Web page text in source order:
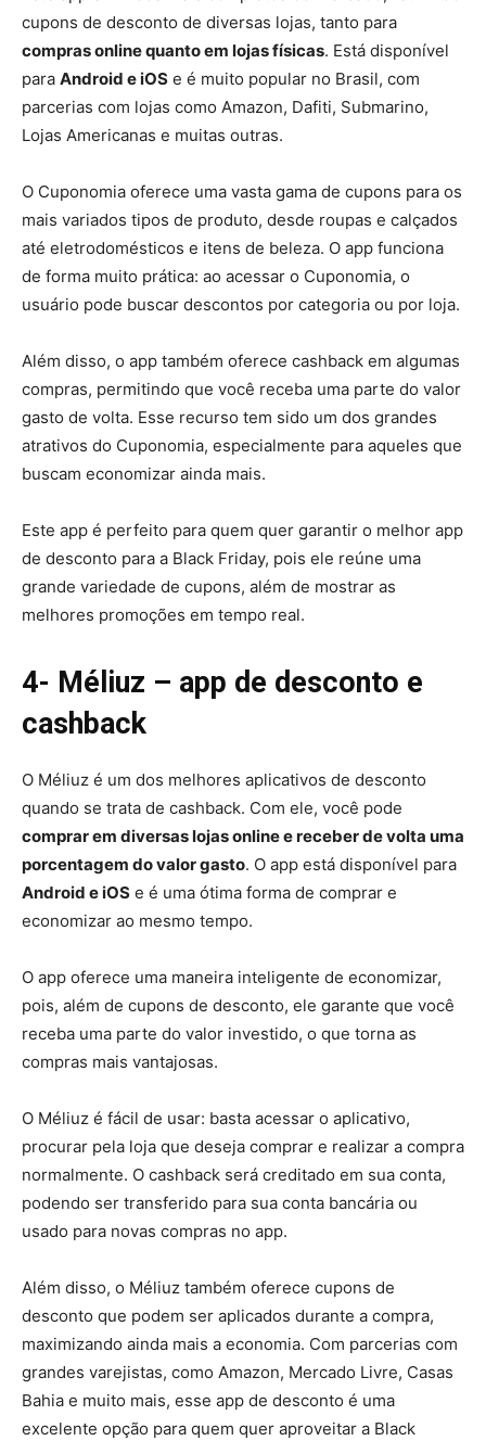
cupons de desconto de diversas lojas, tanto para
compras online quanto em lojas físicas. Está disponível
para Android e iOS e é muito popular no Brasil, com
parcerias com lojas como Amazon, Dafiti, Submarino,
Lojas Americanas e muitas outras.
O Cuponomia oferece uma vasta gama de cupons para os
mais variados tipos de produto, desde roupas e calçados
até eletrodomésticos e itens de beleza. O app funciona
de forma muito prática: ao acessar o Cuponomia, o
usuário pode buscar descontos por categoria ou por loja.
Além disso, o app também oferece cashback em algumas
compras, permitindo que você receba uma parte do valor
gasto de volta. Esse recurso tem sido um dos grandes
atrativos do Cuponomia, especialmente para aqueles que
buscam economizar ainda mais.
Este app é perfeito para quem quer garantir o melhor app
de desconto para a Black Friday, pois ele reúne uma
grande variedade de cupons, além de mostrar as
melhores promoções em tempo real.
4- Méliuz – app de desconto e
cashback
O Méliuz é um dos melhores aplicativos de desconto
quando se trata de cashback. Com ele, você pode
comprar em diversas lojas online e receber de volta uma
porcentagem do valor gasto. O app está disponível para
Android e iOS e é uma ótima forma de comprar e
economizar ao mesmo tempo.
O app oferece uma maneira inteligente de economizar,
pois, além de cupons de desconto, ele garante que você
receba uma parte do valor investido, o que torna as
compras mais vantajosas.
O Méliuz é fácil de usar: basta acessar o aplicativo,
procurar pela loja que deseja comprar e realizar a compra
normalmente. O cashback será creditado em sua conta,
podendo ser transferido para sua conta bancária ou
usado para novas compras no app.
Além disso, o Méliuz também oferece cupons de
desconto que podem ser aplicados durante a compra,
maximizando ainda mais a economia. Com parcerias com
grandes varejistas, como Amazon, Mercado Livre, Casas
Bahia e muito mais, esse app de desconto é uma
excelente opção para quem quer aproveitar a Black